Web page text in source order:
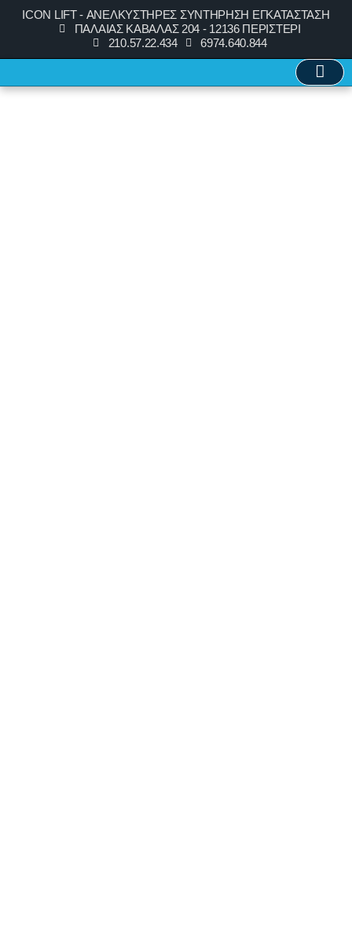
ICON LIFT - ΑΝΕΛΚΥΣΤΗΡΕΣ ΣΥΝΤΗΡΗΣΗ ΕΓΚΑΤΑΣΤΑΣΗ
ΠΑΛΑΙΑΣ ΚΑΒΑΛΑΣ 204 - 12136 ΠΕΡΙΣΤΕΡΙ
210.57.22.434
6974.640.844